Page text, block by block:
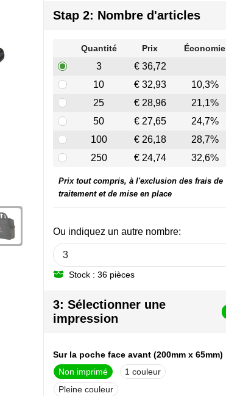
Stap 2: Nombre d'articles
Quantité Prix Économie
3
€ 36,72
10
€ 32,93
10,3%
25
€ 28,96
21,1%
50
€ 27,65
24,7%
100
€ 26,18
28,7%
250
€ 24,74 32,6%
Ou indiquez un autre nombre:
Stock : 36 pièces
Prix tout compris, à l'exclusion des frais de
traitement et de mise en place
3: Sélectionner une
impression
Sur la poche face avant (200mm x 65mm)
Non imprimé
1
Pleine couleur